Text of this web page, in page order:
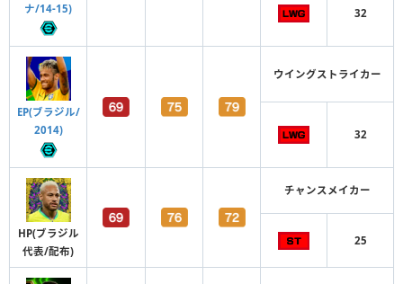
ナ/14-15)
32
EP(ブラジル/
2014)
ウイングストライカー
32
HP(ブラジル
代表/配布)
チャンスメイカー
25